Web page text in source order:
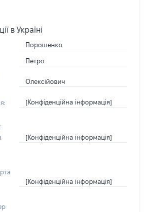
в Україні
Порошенко
Петро
Олексійович
[Конфіденційна інформація]
[Конфіденційна інформація]
[Конфіденційна інформація]